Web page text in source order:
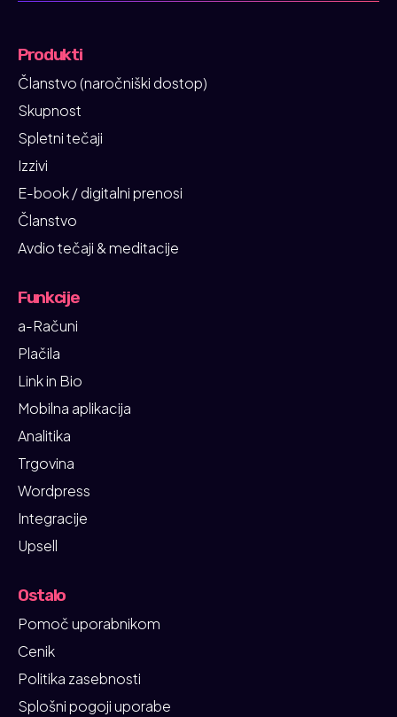
Produkti
Članstvo (naročniški dostop)
Skupnost
Spletni tečaji
Izzivi
E-book / digitalni prenosi
Članstvo
Avdio tečaji & meditacije
Funkcije
a-Računi
Plačila
Link in Bio
Mobilna aplikacija
Analitika
Trgovina
Wordpress
Integracije
Upsell
Ostalo
Pomoč uporabnikom
Cenik
Politika zasebnosti
Splošni pogoji uporabe